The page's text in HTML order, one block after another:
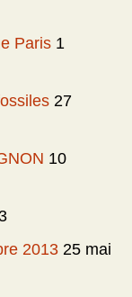
Paris 1
27
10
2013 25 mai